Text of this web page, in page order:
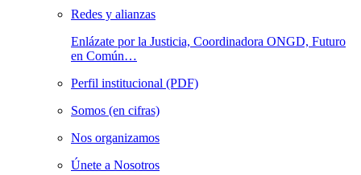
Redes y alianzas
Enlázate por la Justicia, Coordinadora ONGD, Futuro
en Común…
Perfil institucional (PDF)
Somos (en cifras)
Nos organizamos
Únete a Nosotros